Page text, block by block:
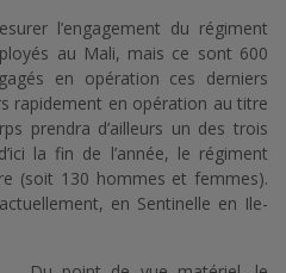
l’engagement du régiment
au Mali, mais ce sont 600
en opération ces derniers
rapidement en opération au titre
prendra d’ailleurs un des trois
la fin de l’année, le régiment
(soit 130 hommes et femmes).
en Sentinelle en Ile-